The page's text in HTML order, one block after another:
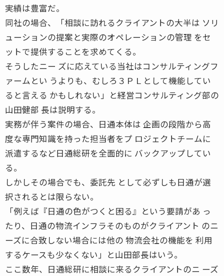
実績は豊富だ。
同社の場合、「相談に訪れるクライアントの大半は ソリ
ューションの提案と実際のオペレーションの管理 をセ
ットで提供することを求めてくる。
そうしたニー ズに応えている当社はコンサルティングフ
ァームとい うよりも、むしろ３ＰＬとして機能してい
ると言える かもしれない」と経営コンサルティング部の
山田健部 長は説明する。
実務が伴う案件の場合、日通本体は 企画の段階から高
度な専門知識を持った担当者をプ ロジェクトチームに
派遣するなど日通総研を全面的に バックアップしてい
る。
しかしその場合でも、委託先 として必ずしも日通が選
択されるとは限らない。
「例えば『日通の色がつくと困る』という要請があ っ
たり、日通の物流インフラそのものがクライアント のニ
ーズに合致しない場合には他の 物流会社の機能を 利用
するケースも少なくない」と山田部長はいう。
ここ数年、日通総研に相談に来るクライアントのニ ーズ